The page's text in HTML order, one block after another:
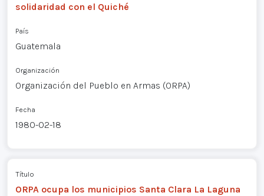
solidaridad con el Quiché
País
Guatemala
Organización
Organización del Pueblo en Armas (ORPA)
Fecha
1980-02-18
Título
ORPA ocupa los municipios Santa Clara La Laguna